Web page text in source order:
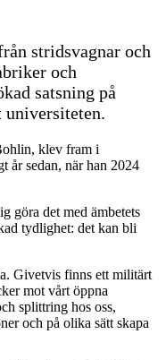
stridsvagnar och
och
satsning på
klev fram i
år sedan, när han 2024
göra det med ämbetets
tydlighet: det kan bli
Givetvis finns ett militärt
mot vårt öppna
splittring hos oss,
och på olika sätt skapa